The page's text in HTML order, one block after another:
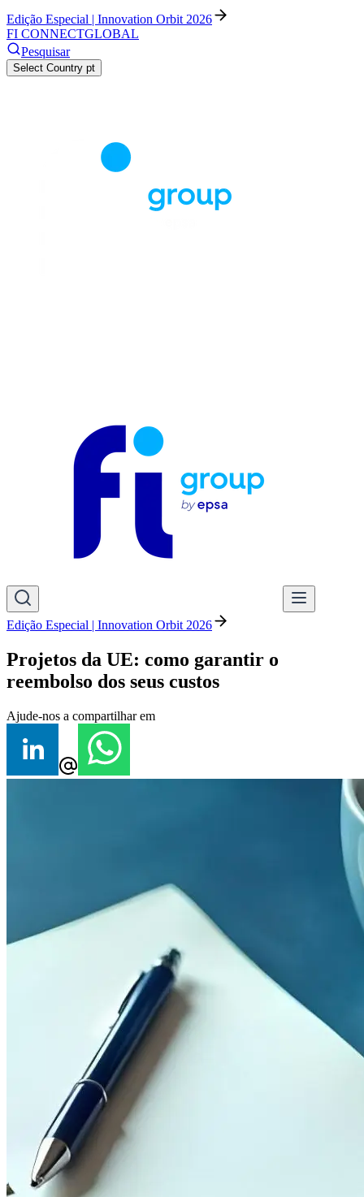
Edição Especial | Innovation Orbit 2026
FI CONNECTGLOBAL
Pesquisar
Select Country pt
Edição Especial | Innovation Orbit 2026
Projetos da UE: como garantir o
reembolso dos seus custos
Ajude-nos a compartilhar em